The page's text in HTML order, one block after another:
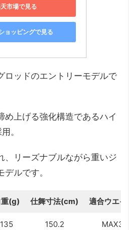
市場で見る
ョッピングで見る
ロッドのエントリーモデルで
め上げる強化構造であるハイ
。
、リーズナブルながら重いジ
ルです。
重(g) 仕舞寸法(cm) 適合ウエ
135 150.2